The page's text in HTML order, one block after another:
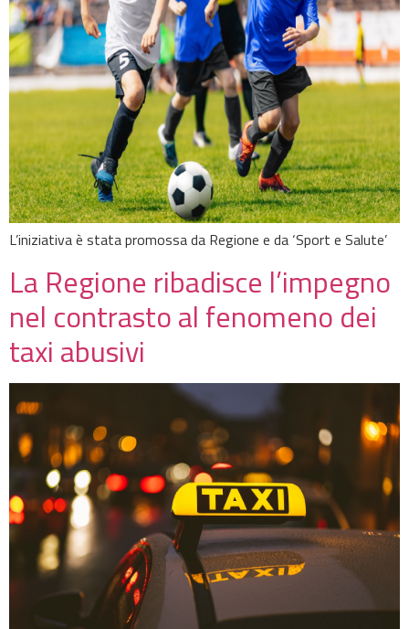
L’iniziativa è stata promossa da Regione e da ‘Sport e Salute’
La Regione ribadisce l’impegno
nel contrasto al fenomeno dei
taxi abusivi